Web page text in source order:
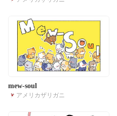
mew-soul
アメリカザリガニ